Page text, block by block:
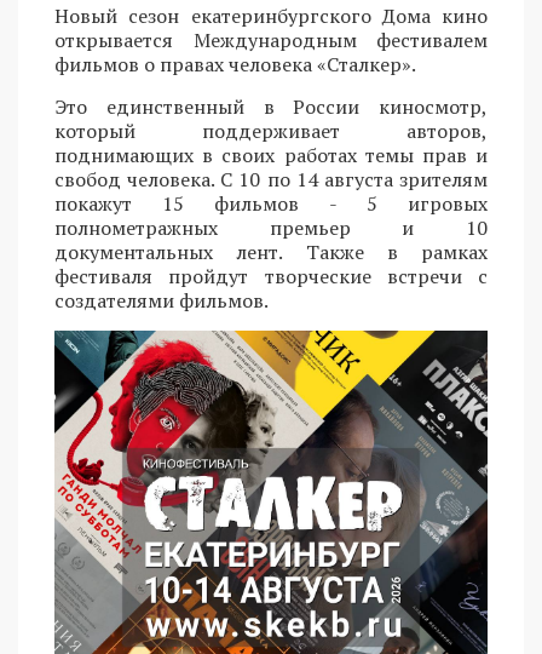
Новый сезон екатеринбургского Дома кино
открывается Международным фестивалем
фильмов о правах человека «Сталкер».
Это единственный в России киносмотр,
который поддерживает авторов,
поднимающих в своих работах темы прав и
свобод человека. С 10 по 14 августа зрителям
покажут 15 фильмов - 5 игровых
полнометражных премьер и 10
документальных лент. Также в рамках
фестиваля пройдут творческие встречи с
создателями фильмов.